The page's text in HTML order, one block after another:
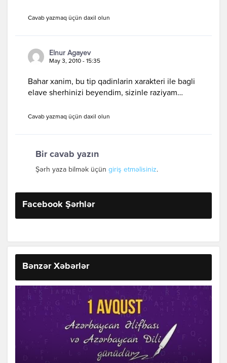
Cavab yazmaq üçün daxil olun
Elnur Agayev
May 3, 2010 - 15:35
Bahar xanim, bu tip qadinlarin xarakteri ile bagli
elave sherhinizi beyendim, sizinle raziyam…
Cavab yazmaq üçün daxil olun
Bir cavab yazın
Şərh yaza bilmək üçün giriş etməlisiniz.
Facebook Şərhlər
Bənzər Xəbərlər